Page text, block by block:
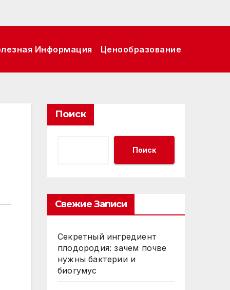
Информация Ценообразование
Поиск
Поиск
Свежие Записи
Секретный ингредиент
плодородия: зачем почве
нужны бактерии и
биогумус